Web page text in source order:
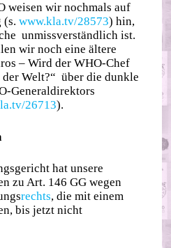
weisen wir nochmals auf
(s.www.kla.tv/28573) hin,
unmissverständlich ist.
wir noch eine ältere
– Wird der WHO-Chef
Welt?“ über die dunkle
Generaldirektors
26713).
hat unsere
zu Art. 146 GG wegen
rechts, die mit einem
bis jetzt nicht